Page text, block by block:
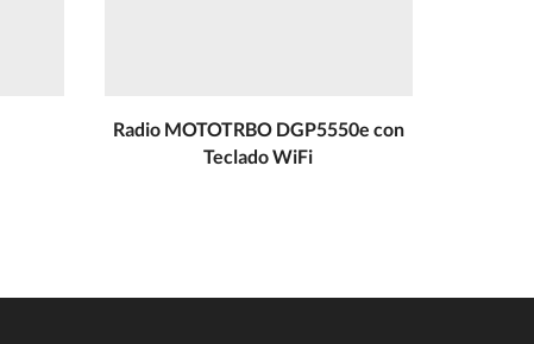
Radio MOTOTRBO DGP5550e con
Teclado WiFi